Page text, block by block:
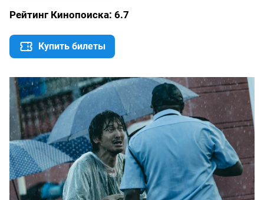
Рейтинг Кинопоиска: 6.7
Купить билеты